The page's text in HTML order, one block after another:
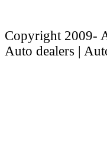
Copyright 2009-
Auto dealers |